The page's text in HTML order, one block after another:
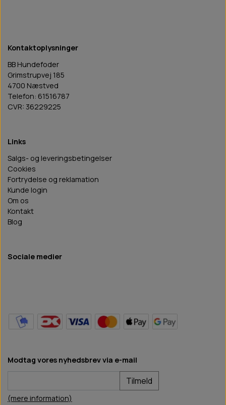
Kontaktoplysninger
BB Hundefoder
Grimstrupvej 185
4700 Næstved
Telefon: 61516787
CVR: 36229225
Links
Salgs- og leveringsbetingelser
Cookies
Fortrydelse og reklamation
Kunde login
Om os
Kontakt
Blog
Sociale medier
Modtag vores nyhedsbrev via e-mail
Tilmeld
(mere information)